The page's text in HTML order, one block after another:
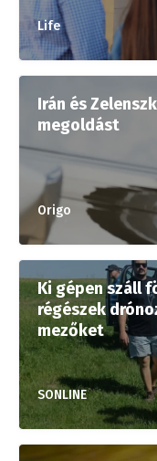
Life
Irán és
megoldást
Origo
Ki gépen száll
régészek
mezőket
SONLINE